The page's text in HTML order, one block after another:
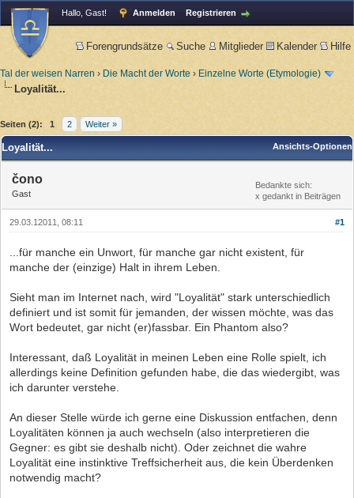
Hallo, Gast! Anmelden Registrieren
Forengrundsätze Suche Mitglieder Kalender Hilfe
Tal der weisen Narren › Die Macht der Worte › Einzelne Worte (Etymologie)
Loyalität...
Seiten (2): 1 2 Weiter »
Ansichts-Optionen
Loyalität...
čono
Gast
Bedankte sich:
x gedankt in Beiträgen
#1
29.03.12011, 08:11
...für manche ein Unwort, für manche gar nicht existent, für
manche der (einzige) Halt in ihrem Leben.
Sieht man im Internet nach, wird "Loyalität" stark unterschiedlich
definiert und ist somit für jemanden, der wissen möchte, was das
Wort bedeutet, gar nicht (er)fassbar. Ein Phantom also?
Interessant, daß Loyalität in meinen Leben eine Rolle spielt, ich
allerdings keine Definition gefunden habe, die das wiedergibt, was
ich darunter verstehe.
An dieser Stelle würde ich gerne eine Diskussion entfachen, denn
Loyalitäten können ja auch wechseln (also interpretieren die
Gegner: es gibt sie deshalb nicht). Oder zeichnet die wahre
Loyalität eine instinktive Treffsicherheit aus, die kein Überdenken
notwendig macht?